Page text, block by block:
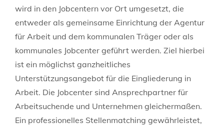
wird in den Jobcentern vor Ort umgesetzt, die
entweder als gemeinsame Einrichtung der Agentur
für Arbeit und dem kommunalen Träger oder als
kommunales Jobcenter geführt werden. Ziel hierbei
ist ein möglichst ganzheitliches
Unterstützungsangebot für die Eingliederung in
Arbeit. Die Jobcenter sind Ansprechpartner für
Arbeitsuchende und Unternehmen gleichermaßen.
Ein professionelles Stellenmatching gewährleistet,